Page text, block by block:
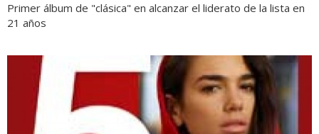
Primer álbum de "clásica" en alcanzar el liderato de la lista en
21 años